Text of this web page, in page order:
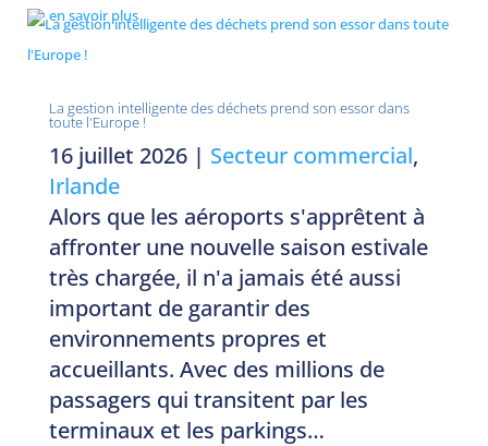
en savoir plus
La gestion intelligente des déchets prend son essor dans
toute l'Europe !
16 juillet 2026| Secteur commercial,
Irlande
Alors que les aéroports s'apprêtent à
affronter une nouvelle saison estivale
très chargée, il n'a jamais été aussi
important de garantir des
environnements propres et
accueillants. Avec des millions de
passagers qui transitent par les
terminaux et les parkings…